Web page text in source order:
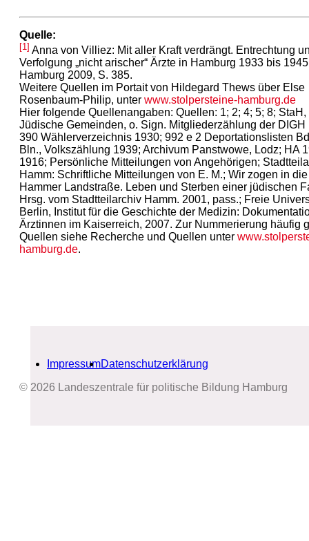
Quelle:
[1] Anna von Villiez: Mit aller Kraft verdrängt. Entrechtung
Verfolgung „nicht arischer“ Ärzte in Hamburg 1933 bis
Hamburg 2009, S. 385.
Weitere Quellen im Portait von Hildegard Thews über Else
Rosenbaum-Philip, unter www.stolpersteine-hamburg.de
Hier folgende Quellenangaben: Quellen: 1; 2; 4; 5; 8; StaH,
Jüdische Gemeinden, o. Sign. Mitgliederzählung der DIGH
390 Wählerverzeichnis 1930; 992 e 2 Deportationslisten
Bln., Volkszählung 1939; Archivum Panstwowe, Lodz; HA
1916; Persönliche Mitteilungen von Angehörigen;
Hamm: Schriftliche Mitteilungen von E. M.; Wir zogen in die
Hammer Landstraße. Leben und Sterben einer jüdischen
Hrsg. vom Stadtteilarchiv Hamm. 2001, pass.; Freie
Berlin, Institut für die Geschichte der Medizin:
Ärztinnen im Kaiserreich, 2007. Zur Nummerierung häufig
Quellen siehe Recherche und Quellen unter
hamburg.de.
ImpressumDatenschutzerklärung
© 2026 Landeszentrale für politische Bildung Hamburg